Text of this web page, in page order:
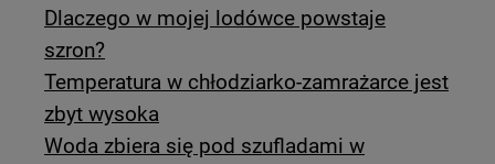
Dlaczego w mojej lodówce powstaje
szron?
Temperatura w chłodziarko-zamrażarce jest
zbyt wysoka
Woda zbiera się pod szufladami w